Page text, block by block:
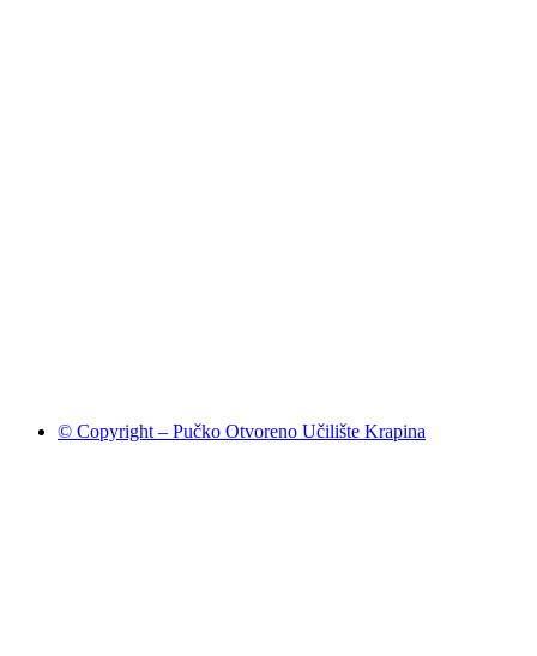
© Copyright – Pučko Otvoreno Učilište Krapina